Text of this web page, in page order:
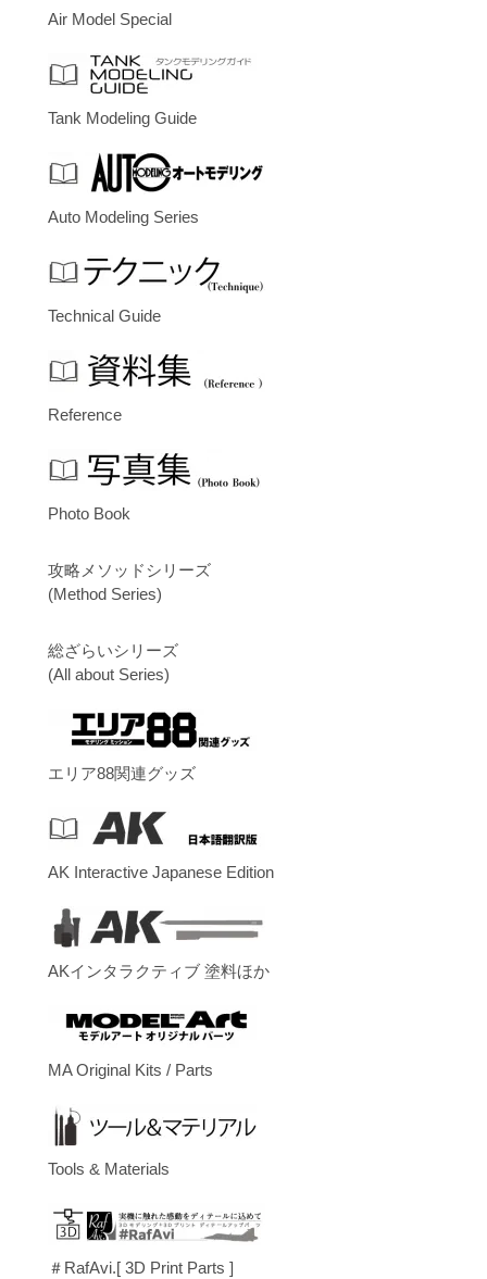
Air Model Special
Tank Modeling Guide
Auto Modeling Series
Technical Guide
Reference
Photo Book
攻略メソッドシリーズ
(Method Series)
総ざらいシリーズ
(All about Series)
エリア88関連グッズ
AK Interactive Japanese Edition
AKインタラクティブ 塗料ほか
MA Original Kits / Parts
Tools & Materials
＃RafAvi.[ 3D Print Parts ]